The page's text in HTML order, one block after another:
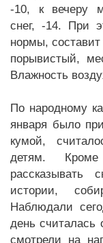
-10, к вечеру
снег, -14. При
нормы,
порывистый,
Влажность
По народному
января было
кумой,
детям.
рассказывать
истории,
Наблюдали
день
смотрели на